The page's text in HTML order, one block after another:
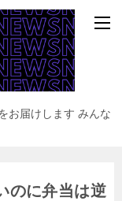
お届けします みんな
のに弁当は逆